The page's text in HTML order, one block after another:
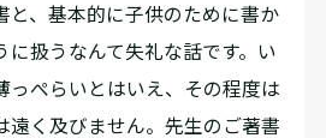
と、基本的に子供のために書か
に扱うなんて失礼な話です。い
っぺらいとはいえ、その程度は
遠く及びません。先生のご著書